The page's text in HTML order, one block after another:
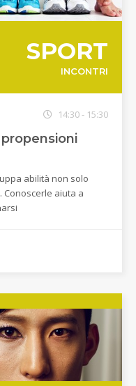
SPORT
INCONTRI
14:30 - 15:30
abilità non solo
aiuta a